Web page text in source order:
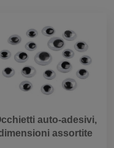
auto-adesivi,
assortite